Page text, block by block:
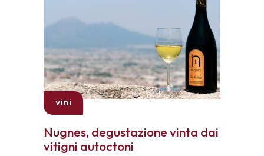
vini
Nugnes, degustazione vinta dai
vitigni autoctoni